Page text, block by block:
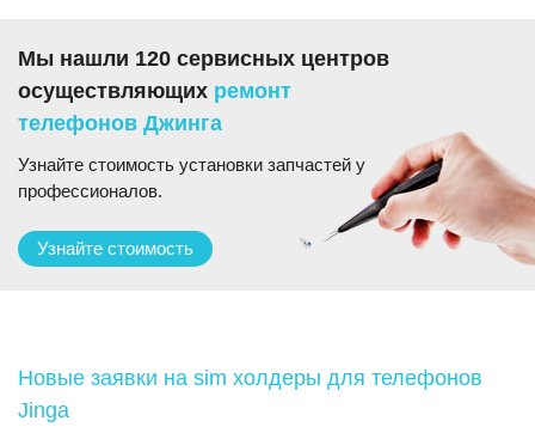
Мы нашли 120 сервисных центров
осуществляющих ремонт
телефонов Джинга
Узнайте стоимость установки запчастей у
профессионалов.
Узнайте стоимость
Новые заявки на sim холдеры для телефонов
Jinga